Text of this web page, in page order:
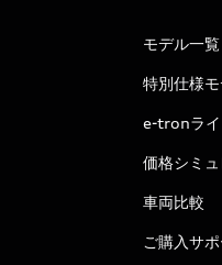
モデル一覧
特別仕様
e-tronライ
価格シミ
車両比較
ご購入サポ